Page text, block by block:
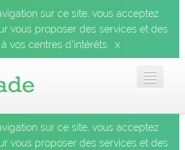
sur ce site, vous acceptez
vous proposer des services et des
vos centres d’intérêts.
x
Accueil
sur ce site, vous acceptez
vous proposer des services et des